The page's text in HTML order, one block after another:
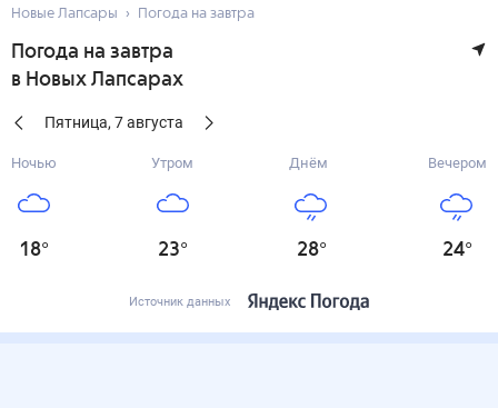
Новые Лапсары
Погода на завтра
Погода на завтра
в Новых Лапсарах
Пятница, 7августа
Ночью
18°
Утром
23°
Днём
28°
Вечером
24°
Источник данных